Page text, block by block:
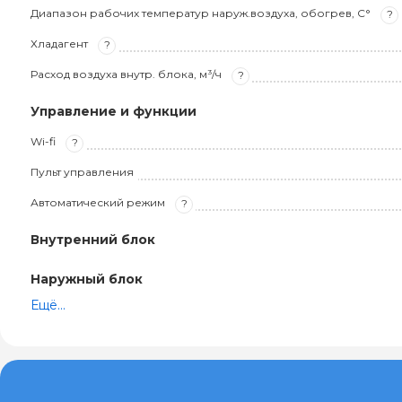
Диапазон рабочих температур наруж.воздуха, обогрев, С° ?
Хладагент ?
Расход воздуха внутр. блока, м³/ч ?
Управление и функции
Wi-fi ?
Пульт управления
Автоматический режим ?
Внутренний блок
Наружный блок
Ещё...